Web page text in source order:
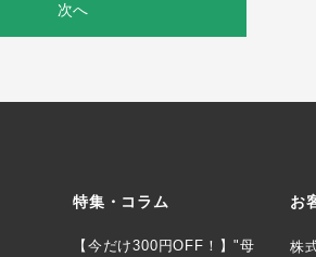
次へ
特集・コラム
【今だけ300円OFF！】"母
お
株